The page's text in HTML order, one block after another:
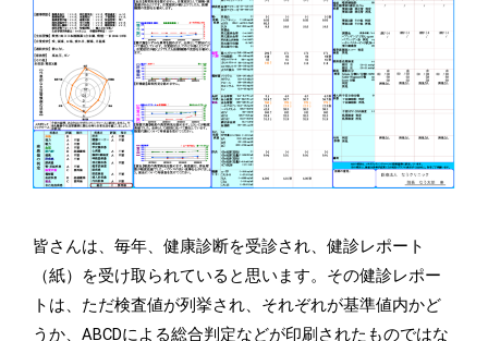
皆さんは、毎年、健康診断を受診され、健診レポート
（紙）を受け取られていると思います。その健診レポー
トは、ただ検査値が列挙され、それぞれが基準値内かど
うか、ABCDによる総合判定などが印刷されたものではな